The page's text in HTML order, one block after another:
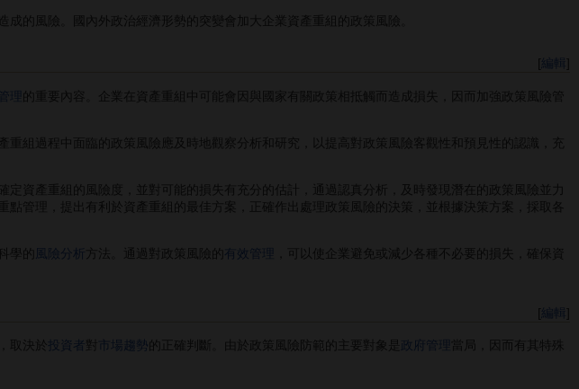
風險。國內外政治經濟形勢的突變會加大企業資產重組的政策風險。
[編輯
理 的重要內容。企業在資產重組中可能會因與國家有關政策相抵觸而造成損失，因而加強政策風險管
過程中面臨的政策風險應及時地觀察分析和研究，以提高對政策風險客觀性和預見性的認識，充
定資產重組的風險度，並對可能的損失有充分的估計，通過認真分析，及時發現潛在的政策風險並力
點管理，提出有利於資產重組的最佳方案，正確作出處理政策風險的決策，並根據決策方案，採取各
學的 風險分析 方法。通過對政策風險的 有效管理
，可以使企業避免或減少各種不必要的損失，確保資
[編輯
取決於 投資者 市場趨勢的正確判斷。由於政策風險防範的主要對象是 政府管理
當局，因而有其特殊